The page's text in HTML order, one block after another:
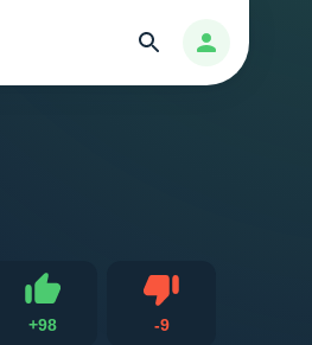
Авторизация
Найти
+98 -9Не нравится